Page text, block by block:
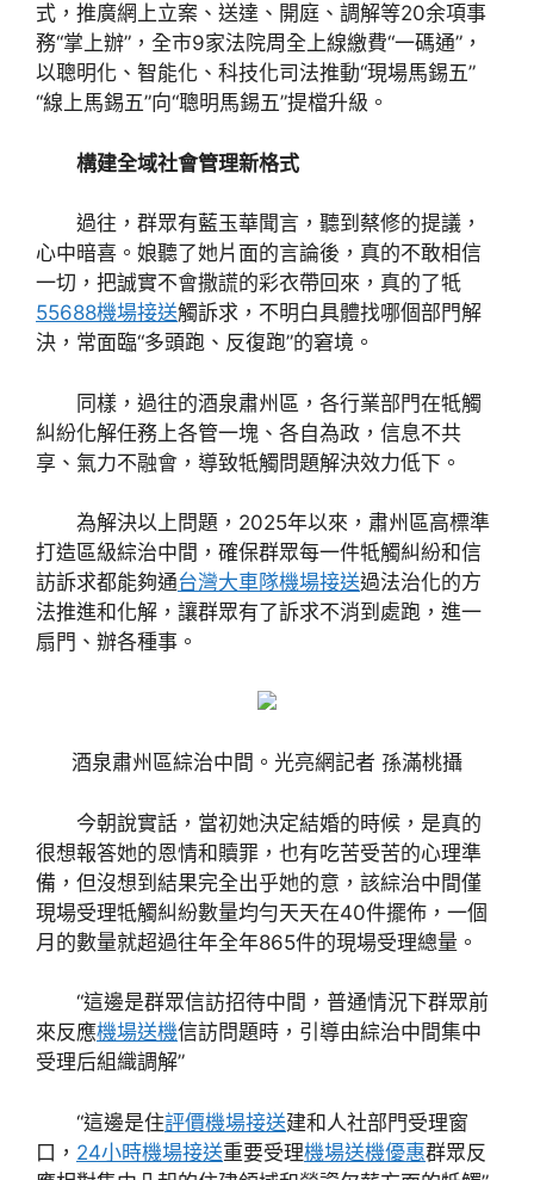
式，推廣網上立案、送達、開庭、調解等20余項事
務“掌上辦”，全市9家法院周全上線繳費“一碼通”，
以聰明化、智能化、科技化司法推動“現場馬錫五”
“線上馬錫五”向“聰明馬錫五”提檔升級。
構建全域社會管理新格式
過往，群眾有藍玉華聞言，聽到蔡修的提議，
心中暗喜。娘聽了她片面的言論後，真的不敢相信
一切，把誠實不會撒謊的彩衣帶回來，真的了牴
55688機場接送觸訴求，不明白具體找哪個部門解
決，常面臨“多頭跑、反復跑”的窘境。
同樣，過往的酒泉肅州區，各行業部門在牴觸
糾紛化解任務上各管一塊、各自為政，信息不共
享、氣力不融會，導致牴觸問題解決效力低下。
為解決以上問題，2025年以來，肅州區高標準
打造區級綜治中間，確保群眾每一件牴觸糾紛和信
訪訴求都能夠通台灣大車隊機場接送過法治化的方
法推進和化解，讓群眾有了訴求不消到處跑，進一
扇門、辦各種事。
酒泉肅州區綜治中間。光亮網記者 孫滿桃攝
今朝說實話，當初她決定結婚的時候，是真的
很想報答她的恩情和贖罪，也有吃苦受苦的心理準
備，但沒想到結果完全出乎她的意，該綜治中間僅
現場受理牴觸糾紛數量均勻天天在40件擺佈，一個
月的數量就超過往年全年865件的現場受理總量。
“這邊是群眾信訪招待中間，普通情況下群眾前
來反應機場送機信訪問題時，引導由綜治中間集中
受理后組織調解”
“這邊是住評價機場接送建和人社部門受理窗
口， 24小時機場接送重要受理機場送機優惠群眾反